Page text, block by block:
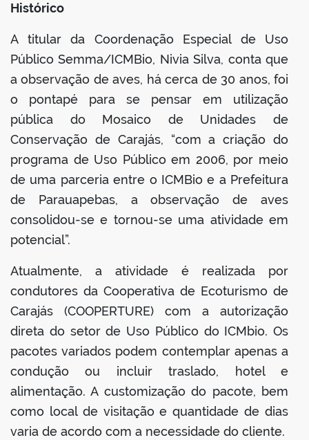
Histórico
A titular da Coordenação Especial de Uso
Público Semma/ICMBio, Nivia Silva, conta que
a observação de aves, há cerca de 30 anos, foi
o pontapé para se pensar em utilização
pública do Mosaico de Unidades de
Conservação de Carajás, “com a criação do
programa de Uso Público em 2006, por meio
de uma parceria entre o ICMBio e a Prefeitura
de Parauapebas, a observação de aves
consolidou-se e tornou-se uma atividade em
potencial”.
Atualmente, a atividade é realizada por
condutores da Cooperativa de Ecoturismo de
Carajás (COOPERTURE) com a autorização
direta do setor de Uso Público do ICMbio. Os
pacotes variados podem contemplar apenas a
condução ou incluir traslado, hotel e
alimentação. A customização do pacote, bem
como local de visitação e quantidade de dias
varia de acordo com a necessidade do cliente.